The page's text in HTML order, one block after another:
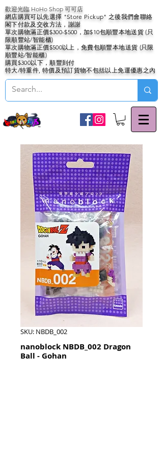
歡迎光臨 HoHo Shop 可可店
網店購買可以先選擇 "Store Pickup" 之後我們會聯絡
閣下付款及交收方法，謝謝
單次購物滿正價$300-$500，加$10包順豐本地送貨 (只
限順豐站/智能櫃)
單次購物滿正價$500以上，免費包順豐本地送貨 (只限
順豐站/智能櫃)
購買$300以下，順豐到付
特大/特重件, 特價及預訂貨物不包括以上免運優惠之內
SKU: NBDB_002
nanoblock NBDB_002 Dragon
Ball - Gohan